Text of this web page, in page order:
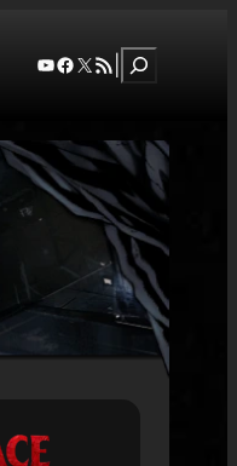
YouTube
Facebook
X RSS FeedSzukaj